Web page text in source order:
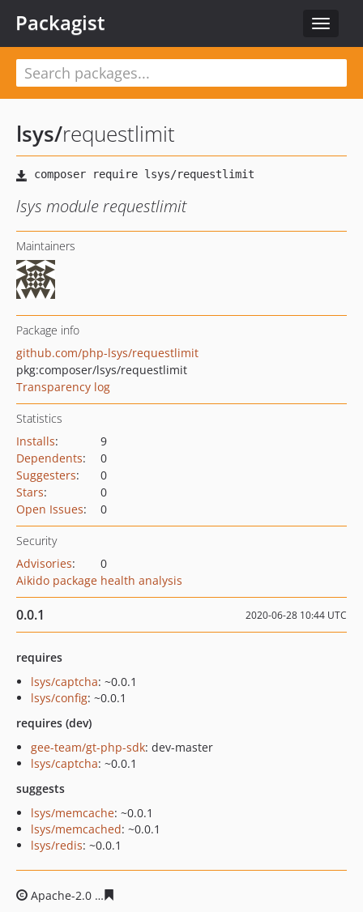
Toggle
Packagist
lsys/requestlimit
lsys module requestlimit
Maintainers
Package info
github.com/php-lsys/requestlimit
pkg:composer/lsys/requestlimit
Transparency log
Statistics
Installs:
9
Dependents:
0
Suggesters:
0
Stars:
0
Open Issues: 0
Security
Advisories:
0
Aikido package health analysis
0.0.1 2020-06-28 10:44 UTC
requires
lsys/captcha: ~0.0.1
lsys/config: ~0.0.1
requires (dev)
gee-team/gt-php-sdk: dev-master
lsys/captcha: ~0.0.1
suggests
lsys/memcache: ~0.0.1
lsys/memcached: ~0.0.1
lsys/redis: ~0.0.1
Apache-2.0